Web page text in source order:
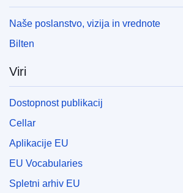
Naše poslanstvo, vizija in vrednote
Bilten
Viri
Dostopnost publikacij
Cellar
Aplikacije EU
EU Vocabularies
Spletni arhiv EU